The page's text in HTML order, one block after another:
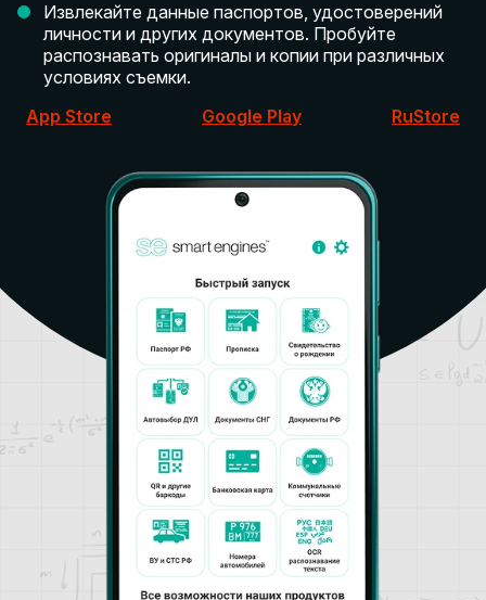
Извлекайте данные паспортов, удостоверений
личности и других документов. Пробуйте
распознавать оригиналы и копии при различных
условиях съемки.
App Store
Google Play RuStore